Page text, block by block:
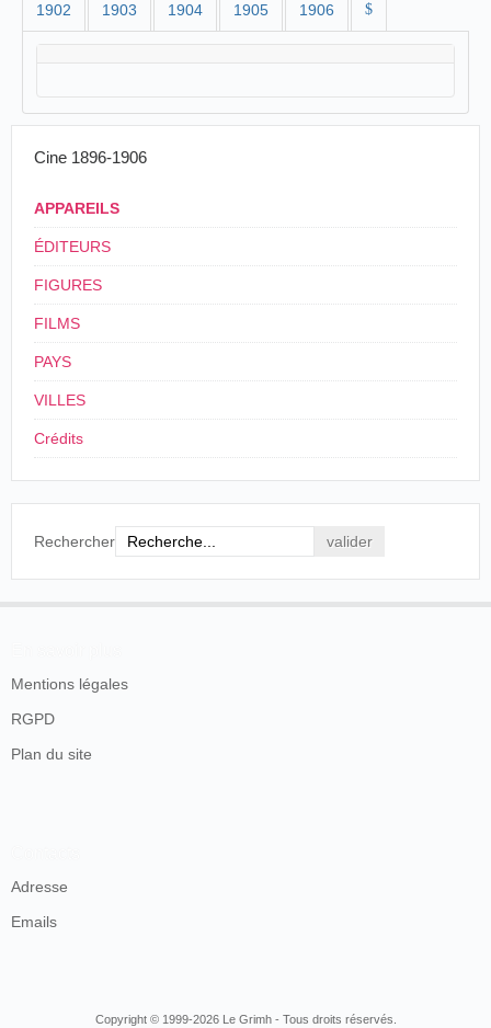
1902 1903 1904 1905 1906 $
Cine 1896-1906
APPAREILS
ÉDITEURS
FIGURES
FILMS
PAYS
VILLES
Crédits
Rechercher
Mentions légales
RGPD
Plan du site
Adresse
Emails
Copyright © 1999-2026 Le Grimh - Tous droits réservés.